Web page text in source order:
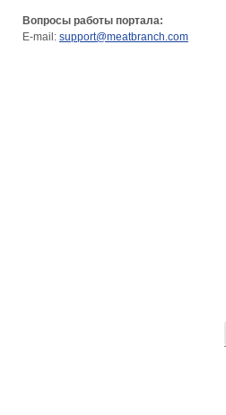
Вопросы работы портала:
E-mail: support@meatbranch.com